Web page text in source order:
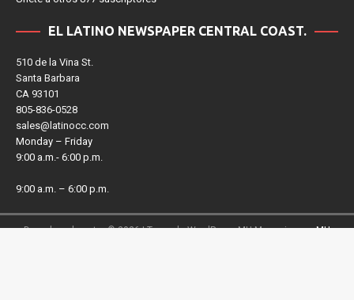
510 de la Vina St.
Santa Barbara
CA 93101
805-836-0528
sales@latinocc.com
Monday – Friday